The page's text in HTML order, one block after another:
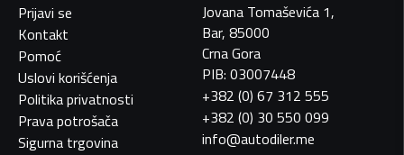
Prijavi se
Kontakt
Pomoć
Uslovi korišćenja
Politika privatnosti
Prava potrošača
Sigurna trgovina
Jovana Tomaševića 1,
Bar, 85000
Crna Gora
PIB: 03007448
+382 (0) 67 312 555
+382 (0) 30 550 099
info@autodiler.me